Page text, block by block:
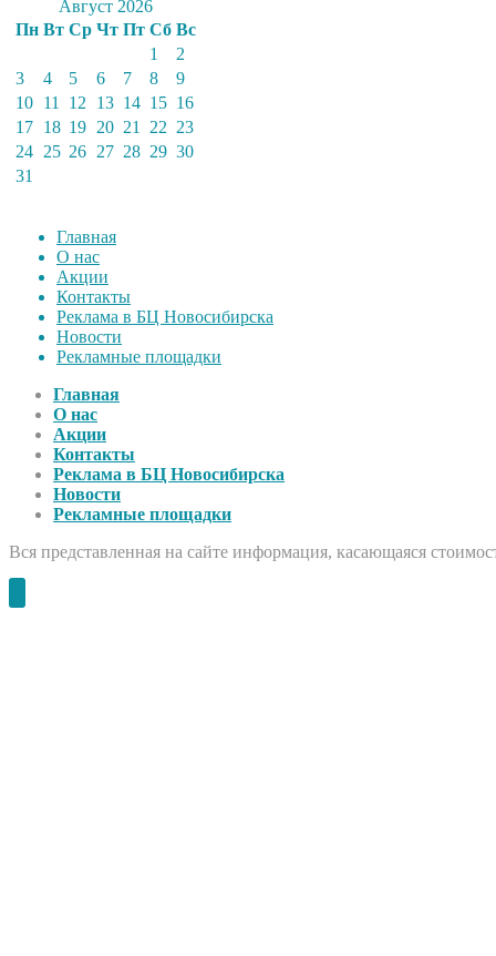
Август 2026
Пн Вт Ср Чт Пт Сб Вс
1
2
3
4 5 6 7 8
9
10 11 12 13 14 15 16
17 18 19 20 21 22 23
24 25 26 27 28 29 30
31
Главная
О нас
Акции
Контакты
Реклама в БЦ Новосибирска
Новости
Рекламные площадки
Главная
О нас
Акции
Контакты
Реклама в БЦ Новосибирска
Новости
Рекламные площадки
Вся представленная на сайте информация, касающаяся